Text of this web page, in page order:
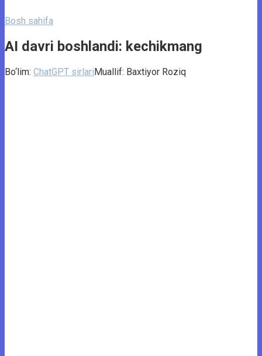
Bosh sahifa
AI davri boshlandi: kechikmang
Bo‘lim: ChatGPT sirlariMuallif: Baxtiyor Roziq